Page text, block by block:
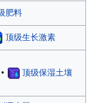
肥料
顶级生长激素
• 顶级保湿土壤